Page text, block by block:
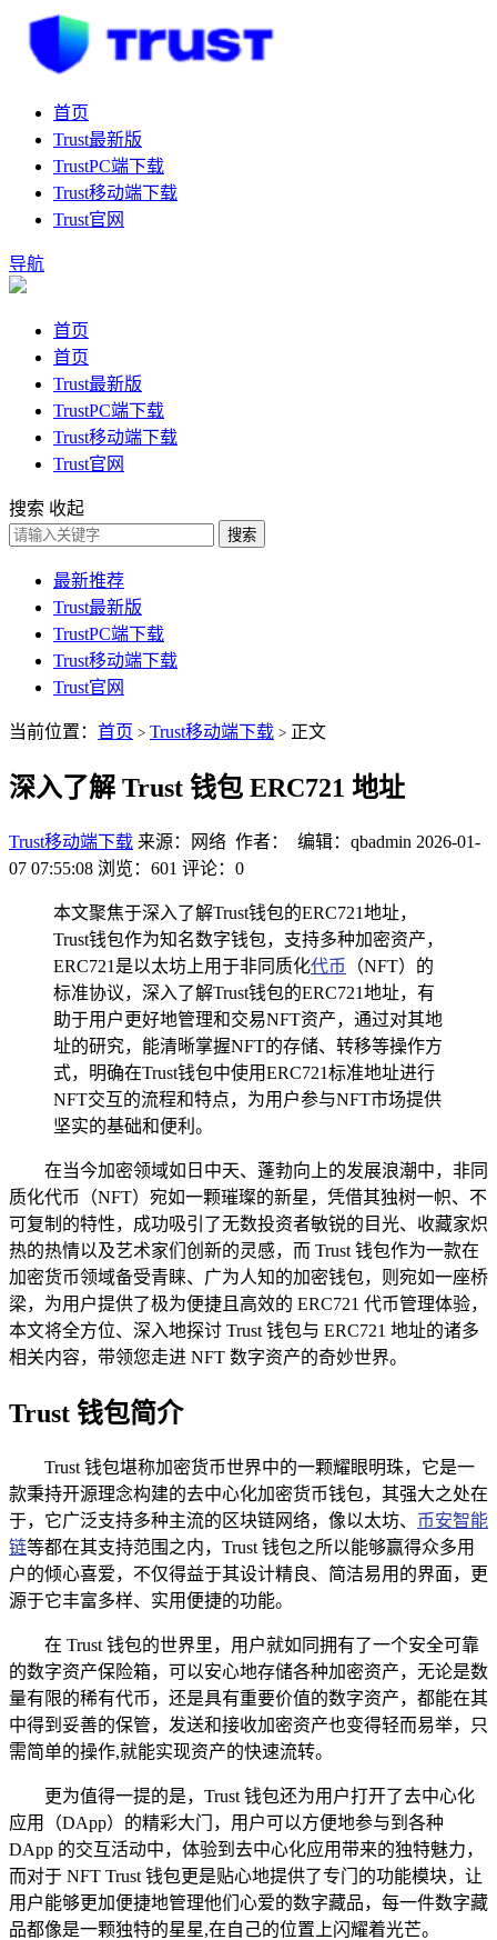
首页
Trust最新版
TrustPC端下载
Trust移动端下载
Trust官网
导航
首页
首页
Trust最新版
TrustPC端下载
Trust移动端下载
Trust官网
搜索 收起
搜索
最新推荐
Trust最新版
TrustPC端下载
Trust移动端下载
Trust官网
当前位置： 首页 > Trust移动端下载 > 正文
深入了解 Trust 钱包 ERC721 地址
Trust移动端下载 来源：网络 作者： 编辑：qbadmin 2026-01-
07 07:55:08 浏览：601 评论：0
本文聚焦于深入了解Trust钱包的ERC721地址，
Trust钱包作为知名数字钱包，支持多种加密资产，
ERC721是以太坊上用于非同质化代币
（NFT）的
标准协议，深入了解Trust钱包的ERC721地址，有
助于用户更好地管理和交易NFT资产，通过对其地
址的研究，能清晰掌握NFT的存储、转移等操作方
式，明确在Trust钱包中使用ERC721标准地址进行
NFT交互的流程和特点，为用户参与NFT市场提供
坚实的基础和便利。
在当今加密领域如日中天、蓬勃向上的发展浪潮中，非同
质化代币（NFT）宛如一颗璀璨的新星，凭借其独树一帜、不
可复制的特性，成功吸引了无数投资者敏锐的目光、收藏家炽
热的热情以及艺术家们创新的灵感，而 Trust 钱包作为一款在
加密货币领域备受青睐、广为人知的加密钱包，则宛如一座桥
梁，为用户提供了极为便捷且高效的 ERC721 代币管理体验，
本文将全方位、深入地探讨 Trust 钱包与 ERC721 地址的诸多
相关内容，带领您走进 NFT 数字资产的奇妙世界。
Trust 钱包简介
Trust 钱包堪称加密货币世界中的一颗耀眼明珠，它是一
款秉持开源理念构建的去中心化加密货币钱包，其强大之处在
于，它广泛支持多种主流的区块链网络，像以太坊、 币安智能
链等都在其支持范围之内，Trust 钱包之所以能够赢得众多用
户的倾心喜爱，不仅得益于其设计精良、简洁易用的界面，更
源于它丰富多样、实用便捷的功能。
在 Trust 钱包的世界里，用户就如同拥有了一个安全可靠
的数字资产保险箱，可以安心地存储各种加密资产，无论是数
量有限的稀有代币，还是具有重要价值的数字资产，都能在其
中得到妥善的保管，发送和接收加密资产也变得轻而易举，只
需简单的操作,就能实现资产的快速流转。
更为值得一提的是，Trust 钱包还为用户打开了去中心化
应用（DApp）的精彩大门，用户可以方便地参与到各种
DApp 的交互活动中，体验到去中心化应用带来的独特魅力，
而对于 NFT Trust 钱包更是贴心地提供了专门的功能模块，让
用户能够更加便捷地管理他们心爱的数字藏品，每一件数字藏
品都像是一颗独特的星星,在自己的位置上闪耀着光芒。